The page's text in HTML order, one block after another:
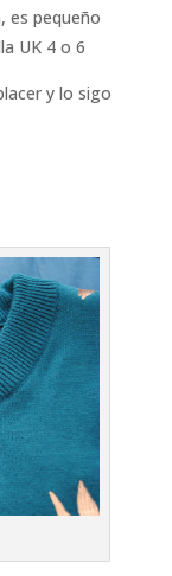
es pequeño
UK 4 o 6
y lo sigo